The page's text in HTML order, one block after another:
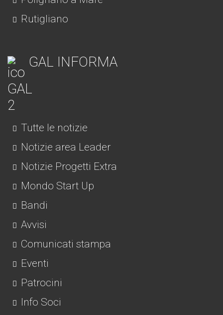
Rutigliano
GAL INFORMA
Tutte le notizie
Notizie area Leader
Notizie Progetti Extra
Mondo Start Up
Bandi
Avvisi
Comunicati stampa
Eventi
Patrocini
Info Soci